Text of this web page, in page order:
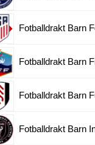
Fotballdrakt Barn
Fotballdrakt Barn
Fotballdrakt Barn
Fotballdrakt Barn